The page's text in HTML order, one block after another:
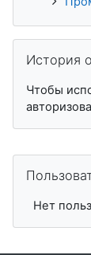
История
Чтобы
Нет